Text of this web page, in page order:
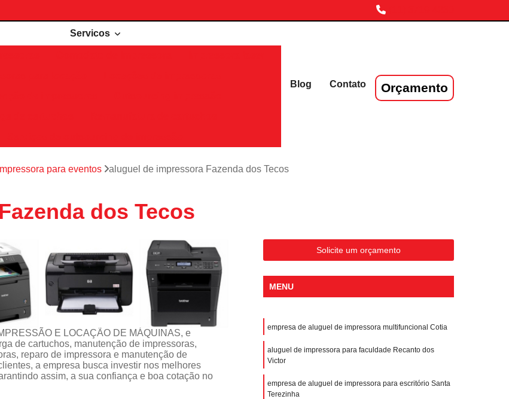
Servicos
Blog Contato Orçamento
para eventos aluguel de impressora Fazenda dos Tecos
dos Tecos
E LOCAÇÃO DE MÁQUINAS, e
de cartuchos, manutenção de impressoras,
reparo de impressora e manutenção de
a empresa busca investir nos melhores
assim, a sua confiança e boa cotação no
Solicite um orçamento
MENU
empresa de aluguel de impressora multifuncional Cotia
aluguel de impressora para faculdade Recanto dos
Victor
empresa de aluguel de impressora para escritório Santa
Terezinha